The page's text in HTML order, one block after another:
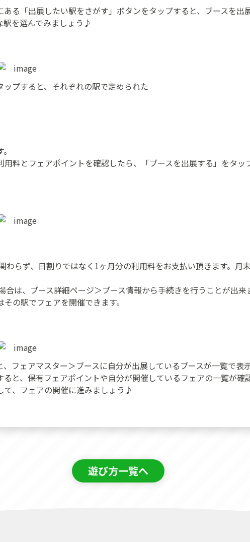
ある「出展したい駅をさがす」ボタンをタップすると、ブースを出
駅を選んでみましょう♪
ップすると、それぞれの駅で定められた
料とフェアポイントを確認したら、「ブースを出展する」をタッ
わらず、日割りではなく1ヶ月分の利用料をお支払い頂きます。月
合は、ブース詳細ページ＞ブース情報から手続きを行うことが出来
の駅でフェアを開催できます。
フェアマスター＞ブースに自分が出展しているブースが一覧で表示
ると、保有フェアポイントや自分が開催しているフェアの一覧が確
て、フェアの開催に進みましょう♪
遊び方一覧へ